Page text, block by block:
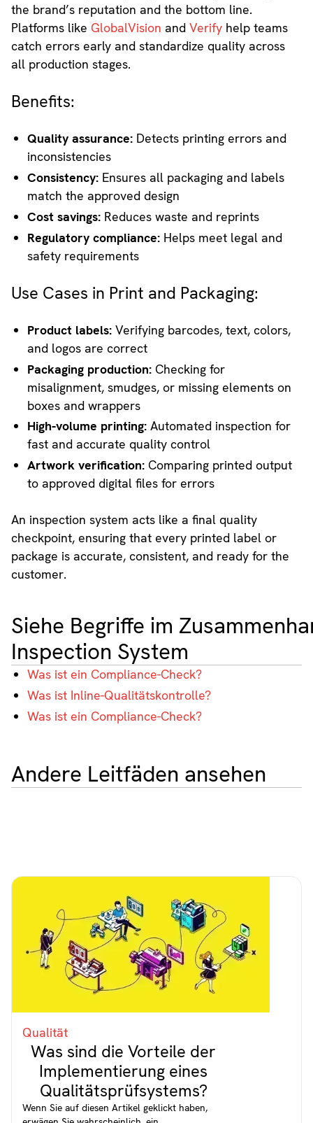
the brand’s reputation and the bottom line.
Platforms like GlobalVision and Verifyhelp teams
catch errors early and standardize quality across
all production stages.
Benefits:
Quality assurance: Detects printing errors and
inconsistencies
Consistency: Ensures all packaging and labels
match the approved design
Cost savings: Reduces waste and reprints
Regulatory compliance: Helps meet legal and
safety requirements
Use Cases in Print and Packaging:
Product labels: Verifying barcodes, text, colors,
and logos are correct
Packaging production: Checking for
misalignment, smudges, or missing elements on
boxes and wrappers
High-volume printing: Automated inspection for
fast and accurate quality control
Artwork verification: Comparing printed output
to approved digital files for errors
An inspection system acts like a final quality
checkpoint, ensuring that every printed label or
package is accurate, consistent, and ready for the
customer.
Siehe Begriffe im
Inspection System
Was ist ein Compliance-Check?
Was ist Inline-Qualitätskontrolle?
Was ist ein Compliance-Check?
Andere Leitfäden ansehen
Qualität
Was sind die Vorteile der
Implementierung eines
Qualitätsprüfsystems?
Wenn Sie auf diesen Artikel geklickt haben,